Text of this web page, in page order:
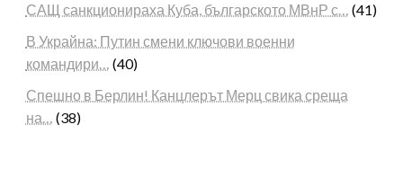
САЩ санкционираха Куба, българското МВнР с… (41)
В Украйна: Путин смени ключови военни
командири… (40)
Спешно в Берлин! Канцлерът Мерц свика среща
на… (38)